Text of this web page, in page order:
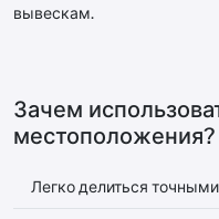
вывескам.
Зачем
местоположения?
Легко делиться